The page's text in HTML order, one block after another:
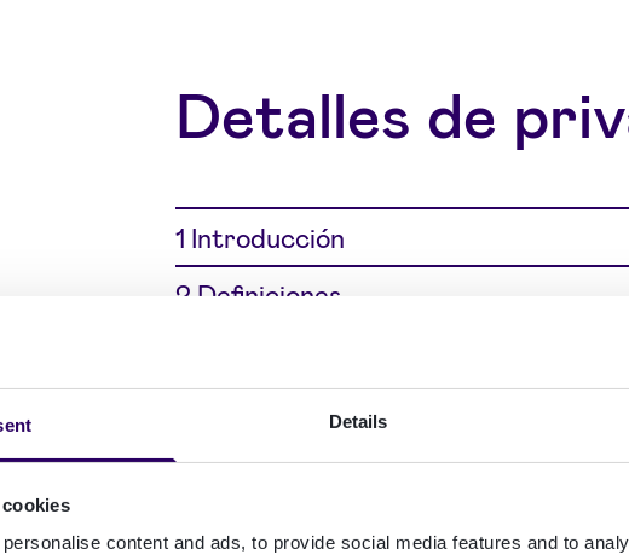
Details
content and ads, to provide social media features and to
Detalles de
1 Introducción
2 Definiciones
3 ¿De quiénes trata datos
4 ¿Quién es responsable del
5 ¿Qué datos personales trata